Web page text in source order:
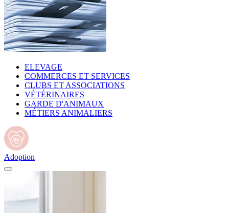
ELEVAGE
COMMERCES ET SERVICES
CLUBS ET ASSOCIATIONS
VÉTÉRINAIRES
GARDE D'ANIMAUX
MÉTIERS ANIMALIERS
Adoption